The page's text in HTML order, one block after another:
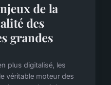
de la
des
grandes
plus digitalisé, les
véritable moteur des